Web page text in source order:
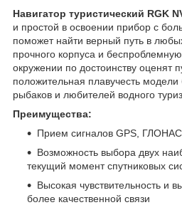
Навигатор туристический RGK
и простой в освоении прибор с
поможет найти верный путь в
прочного корпуса и
окружении по достоинству оценят
положительная плавучесть модели
рыбаков и любителей водного
Преимущества:
Прием сигналов GPS,
Возможность выбора двух
текущий момент спутниковых
Высокая чувствительность и
более качественной связи